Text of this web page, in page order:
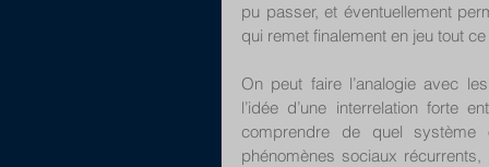
pu passer, et éventuellement
qui remet finalement en jeu tout
On peut faire l’analogie avec
l’idée d’une interrelation
comprendre de quel
phénomènes sociaux